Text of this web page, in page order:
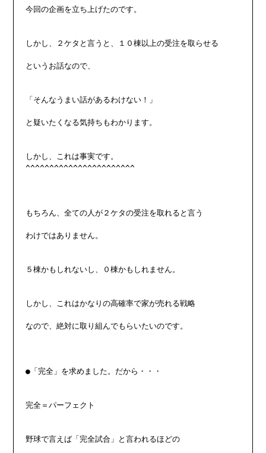
今回の企画を立ち上げたのです。
しかし、２ケタと言うと、１０棟以上の受注を取らせる
というお話なので、
「そんなうまい話があるわけない！」
と疑いたくなる気持ちもわかります。
しかし、これは事実です。
^^^^^^^^^^^^^^^^^^^^^^^
もちろん、全ての人が２ケタの受注を取れると言う
わけではありません。
５棟かもしれないし、０棟かもしれません。
しかし、これはかなりの高確率で家が売れる戦略
なので、絶対に取り組んでもらいたいのです。
●「完全」を求めました。だから・・・
完全＝パーフェクト
野球で言えば「完全試合」と言われるほどの